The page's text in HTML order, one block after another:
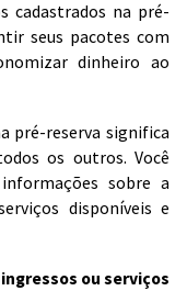
cadastrados na pré-
seus pacotes com
dinheiro ao
pré-reserva significa
os outros. Você
sobre a
disponíveis e
ou serviços